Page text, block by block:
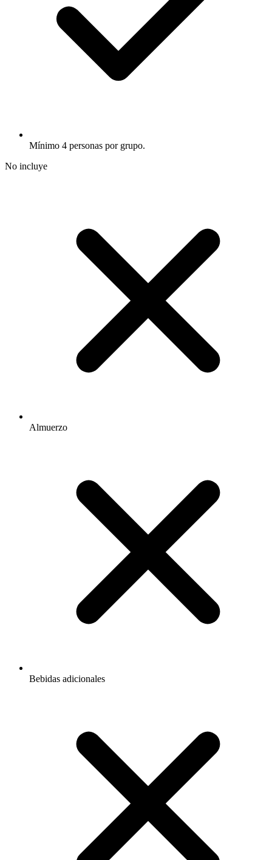
Mínimo 4 personas por grupo.
No incluye
Almuerzo
Bebidas adicionales